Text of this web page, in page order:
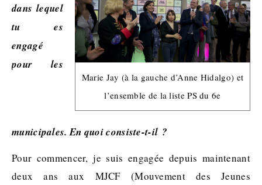
Marie Jay (à la gauche d’Anne Hidalgo) et
l’ensemble de la liste PS du 6e
dans lequel
tu es
engagé
pour les
municipales. En quoi consiste-t-il ?
Pour commencer, je suis engagée depuis maintenant
deux ans aux MJCF (Mouvement des Jeunes